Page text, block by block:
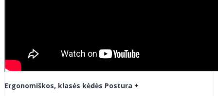
Ergonomiškos, klasės kėdės Postura +